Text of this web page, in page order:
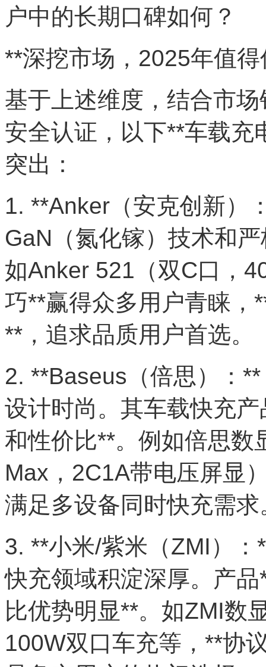
户中的长期口碑如何？
**深挖市场，2025年值
基于上述维度，结合市
安全认证，以下**车载充
突出：
1. **Anker（安克创新）
GaN（氮化镓）技术和
如Anker 521（双C口，
巧**赢得众多用户青睐，
**，追求品质用户首选。
2. **Baseus（倍思）：
设计时尚。其车载快充
和性价比**。例如倍思数
Max，2C1A带电压屏显
满足多设备同时快充需求
3. **小米/紫米（ZMI）
快充领域积淀深厚。产
比优势明显**。如ZMI数
100W双口车充等，**协